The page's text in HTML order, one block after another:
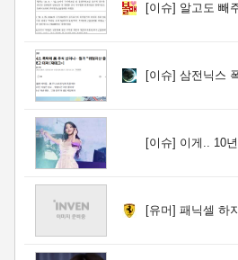
[이슈] 알고도 빼
[이슈] 삼전닉스 폭락에
[이슈] 이게.. 10
[유머] 패닉셀 하지